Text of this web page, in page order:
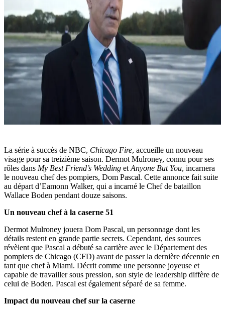
La série à succès de NBC, Chicago Fire, accueille un nouveau
visage pour sa treizième saison. Dermot Mulroney, connu pour ses
rôles dans My Best Friend’s Wedding et Anyone But You, incarnera
le nouveau chef des pompiers, Dom Pascal. Cette annonce fait suite
au départ d’Eamonn Walker, qui a incarné le Chef de bataillon
Wallace Boden pendant douze saisons.
Un nouveau chef à la caserne 51
Dermot Mulroney jouera Dom Pascal, un personnage dont les
détails restent en grande partie secrets. Cependant, des sources
révèlent que Pascal a débuté sa carrière avec le Département des
pompiers de Chicago (CFD) avant de passer la dernière décennie en
tant que chef à Miami. Décrit comme une personne joyeuse et
capable de travailler sous pression, son style de leadership diffère de
celui de Boden. Pascal est également séparé de sa femme.
Impact du nouveau chef sur la caserne